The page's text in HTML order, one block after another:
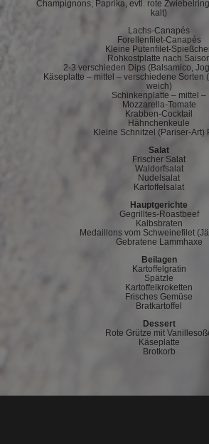
Champignons, Paprika, evtl. rote
kalt)
Lachs-Canapés
Forellenfilet-Canapés
Kleine Putenfilet-
Rohkostplatte nach
2-3 verschieden Dips (Balsamico,
Käseplatte – mittel – verschiedene Sorten
weich)
Schinkenplatte – mittel –
Mozzarella-Tomate
Krabben-Cocktail
Hähnchenkeule
Kleine Schnitzel (Pariser-Art)
Salat
Frischer Salat
Waldorfsalat
Nudelsalat
Kartoffelsalat
Hauptgerichte
Gegrilltes-Roastbeef
Kalbsbraten
Medaillons vom Schweinefilet
Gebratene Lammhaxe
Beilagen
Kartoffelgratin
Spätzle
Kartoffelkroketten
Frisches Gemüse
Bratkartoffel
Dessert
Rote Grütze mit
Käseplatte
Brotkorb